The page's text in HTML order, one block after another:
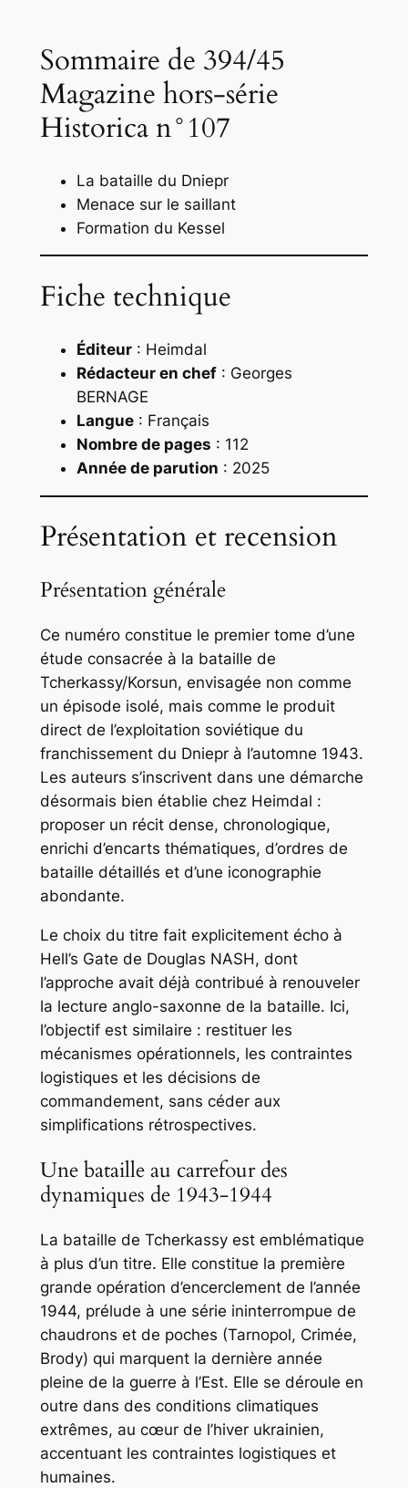
Sommaire de 394/45
Magazine hors-série
Historica n°107
La bataille du Dniepr
Menace sur le saillant
Formation du Kessel
Fiche technique
Éditeur: Heimdal
Rédacteur en chef: Georges
BERNAGE
Langue: Français
Nombre de pages : 112
Année de parution : 2025
Présentation et recension
Présentation générale
Ce numéro constitue le premier tome d’une
étude consacrée à la bataille de
Tcherkassy/Korsun, envisagée non comme
un épisode isolé, mais comme le produit
direct de l’exploitation soviétique du
franchissement du Dniepr à l’automne 1943.
Les auteurs s’inscrivent dans une démarche
désormais bien établie chez Heimdal :
proposer un récit dense, chronologique,
enrichi d’encarts thématiques, d’ordres de
bataille détaillés et d’une iconographie
abondante.
Le choix du titre fait explicitement écho à
Hell’s Gate de Douglas NASH, dont
l’approche avait déjà contribué à renouveler
la lecture anglo-saxonne de la bataille. Ici,
l’objectif est similaire : restituer les
mécanismes opérationnels, les contraintes
logistiques et les décisions de
commandement, sans céder aux
simplifications rétrospectives.
Une bataille au carrefour des
dynamiques de 1943-1944
La bataille de Tcherkassy est emblématique
à plus d’un titre. Elle constitue la première
grande opération d’encerclement de l’année
1944, prélude à une série ininterrompue de
chaudrons et de poches (Tarnopol, Crimée,
Brody) qui marquent la dernière année
pleine de la guerre à l’Est. Elle se déroule en
outre dans des conditions climatiques
extrêmes, au cœur de l’hiver ukrainien,
accentuant les contraintes logistiques et
humaines.